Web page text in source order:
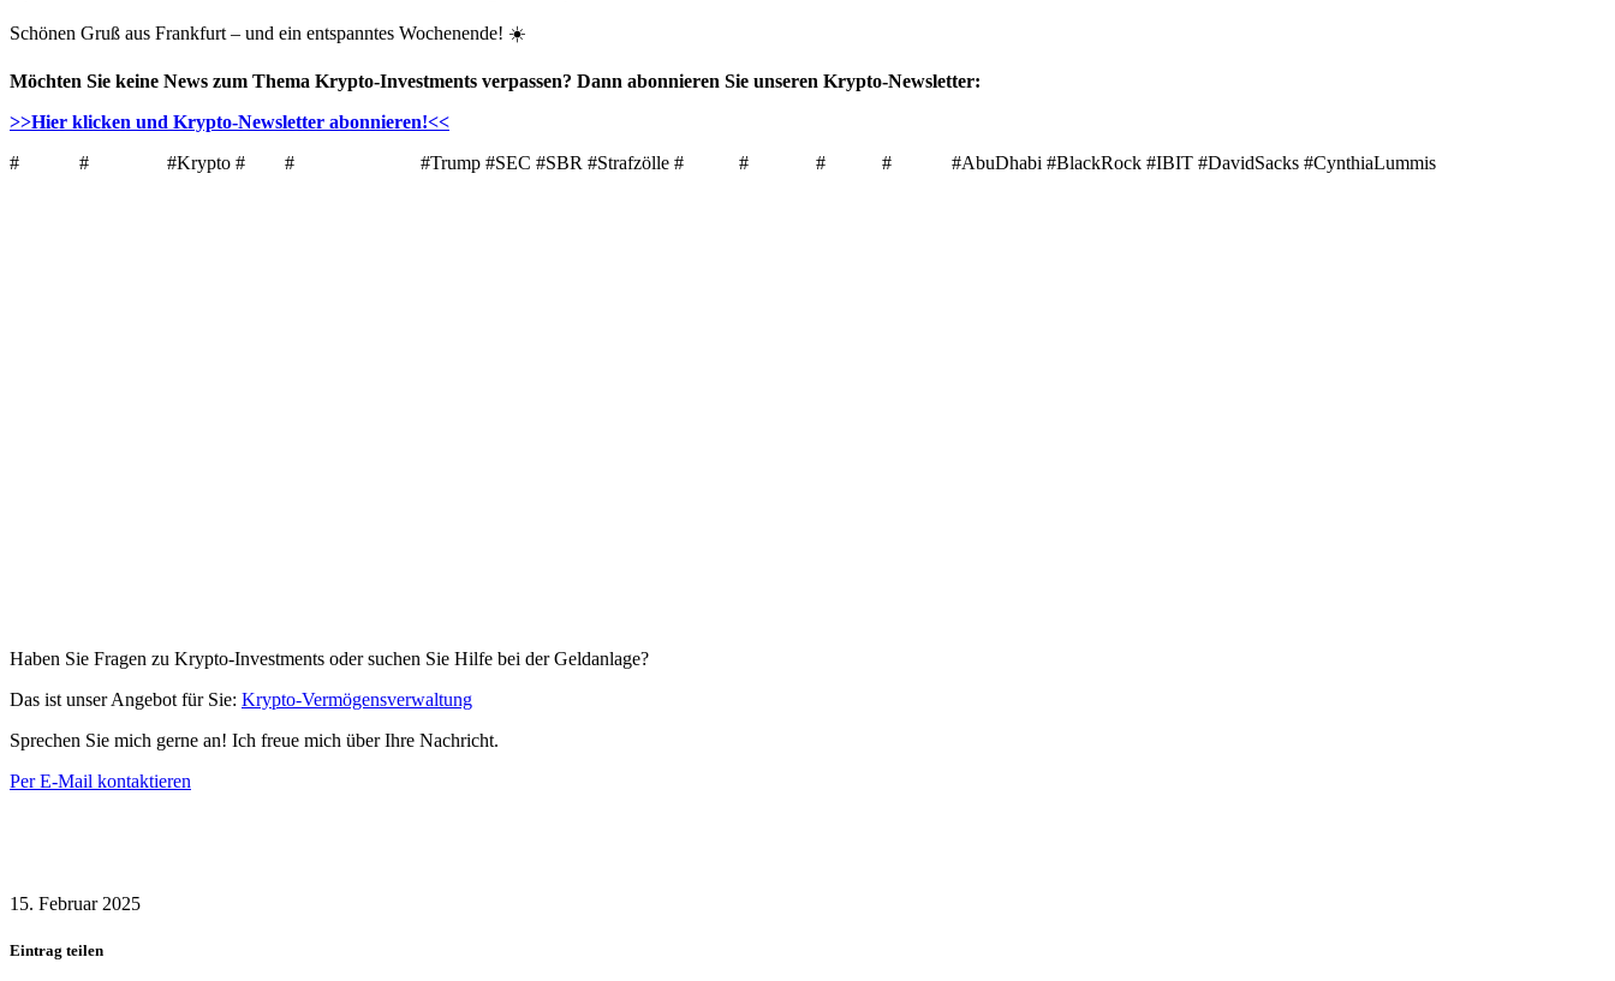
Schönen Gruß aus Frankfurt – und ein entspanntes Wochenende! ☀️
Möchten Sie keine News zum Thema Krypto-Investments verpassen? Dann abonnieren Sie unseren Krypto-Newsletter:
>>Hier klicken und Krypto-Newsletter abonnieren!<<
#
# #Krypto # # #Trump #SEC #SBR #Strafzölle # # # # #AbuDhabi #BlackRock #IBIT #DavidSacks #CynthiaLummis
Haben Sie Fragen zu Krypto-Investments oder suchen Sie Hilfe bei der Geldanlage?
Das ist unser Angebot für Sie: Krypto-Vermögensverwaltung
Sprechen Sie mich gerne an! Ich freue mich über Ihre Nachricht.
Per E-Mail kontaktieren
15. Februar 2025
Eintrag teilen